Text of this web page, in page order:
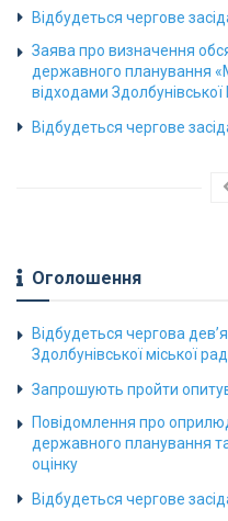
Відбудеться чергове
Заява про визначення
державного планування
відходами
Відбудеться чергове
Оголошення
Відбудеться чергова
Здолбунівської міської
Запрошують пройти
Повідомлення про
державного планування та
оцінку
Відбудеться чергове